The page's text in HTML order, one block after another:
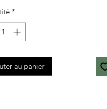
*
au panier